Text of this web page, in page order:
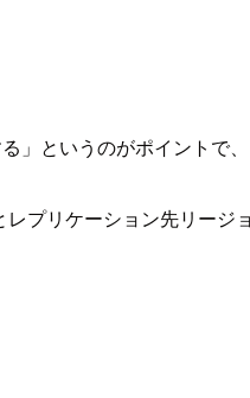
」というのがポイントで
プリケーション先リージ